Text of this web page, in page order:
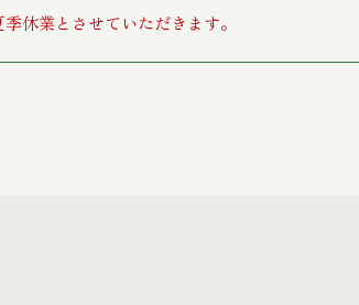
季休業とさせていただきます。